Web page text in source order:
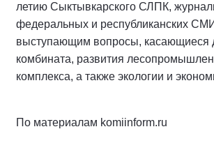
летию Сыктывкарского СЛПК,
федеральных и республиканских
выступающим вопросы, касающиеся
комбината, развития
комплекса, а также экологии и
По материалам komiinform.ru